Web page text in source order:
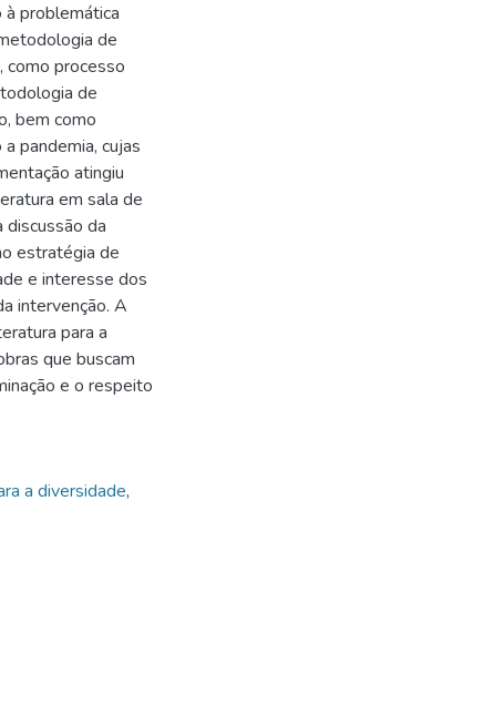
à problemática
de
como processo
de
bem como
pandemia, cujas
atingiu
em sala de
da
estratégia de
e interesse dos
intervenção. A
para a
que buscam
e o respeito
a diversidade,